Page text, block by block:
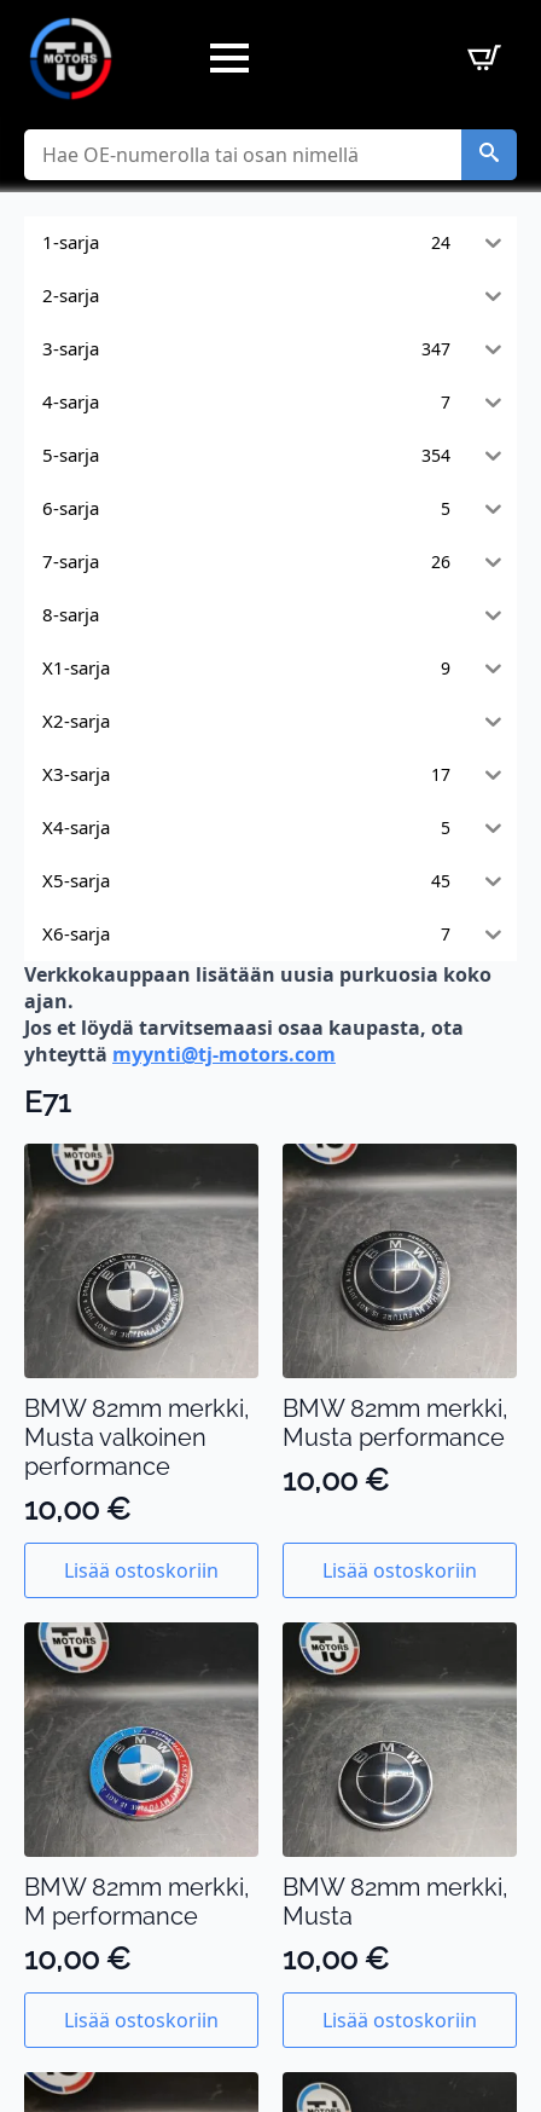
Hae
1-sarja 24
2-sarja
3-sarja 347
4-sarja 7
5-sarja 354
6-sarja 5
7-sarja 26
8-sarja
X1-sarja 9
X2-sarja
X3-sarja 17
X4-sarja 5
X5-sarja 45
X6-sarja 7
Verkkokauppaan lisätään uusia purkuosia koko
ajan.
Jos et löydä tarvitsemaasi osaa kaupasta, ota
yhteyttä myynti@tj-motors.com
E71
BMW 82mm merkki,
Musta valkoinen
performance
10,00 €
Lisää ostoskoriin
BMW 82mm merkki,
Musta performance
10,00 €
Lisää ostoskoriin
BMW 82mm merkki,
M performance
10,00 €
Lisää ostoskoriin
BMW 82mm merkki,
Musta
10,00 €
Lisää ostoskoriin